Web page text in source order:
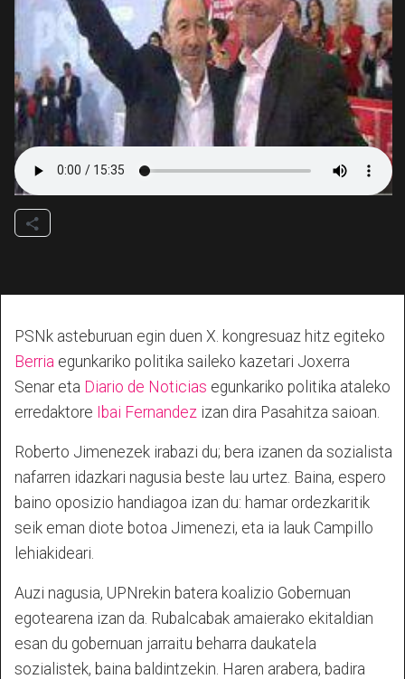
PSNk asteburuan egin duen X. kongresuaz hitz egiteko
Berria egunkariko politika saileko kazetari Joxerra
Senar eta Diario de Noticias egunkariko politika ataleko
erredaktore Ibai Fernandez izan dira Pasahitza saioan.
Roberto Jimenezek irabazi du; bera izanen da sozialista
nafarren idazkari nagusia beste lau urtez. Baina, espero
baino oposizio handiagoa izan du: hamar ordezkaritik
seik eman diote botoa Jimenezi, eta ia lauk Campillo
lehiakideari.
Auzi nagusia, UPNrekin batera koalizio Gobernuan
egotearena izan da. Rubalcabak amaierako ekitaldian
esan du gobernuan jarraitu beharra daukatela
sozialistek, baina baldintzekin. Haren arabera, badira